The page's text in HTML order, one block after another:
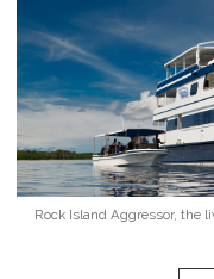
Rock Island Aggressor, the